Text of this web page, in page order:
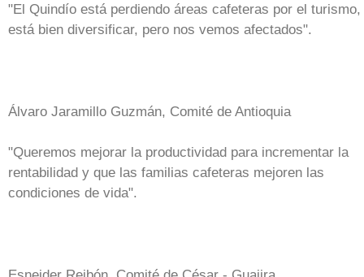
"El Quindío está perdiendo áreas cafeteras por el turismo,
está bien diversificar, pero nos vemos afectados".
Álvaro Jaramillo Guzmán, Comité de Antioquia
"Queremos mejorar la productividad para incrementar la
rentabilidad y que las familias cafeteras mejoren las
condiciones de vida".